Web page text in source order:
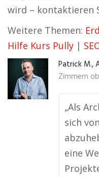
wird – kontaktieren
Weitere Themen:
Hilfe Kurs Pully |
Patrick M.,
Zimmern
„Als
sich
eine